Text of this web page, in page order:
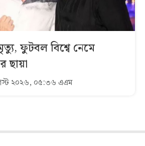
ফুটবল বিশ্বে নেমে
ছায়া
২০২৬, ০৫:৩৬ এএম